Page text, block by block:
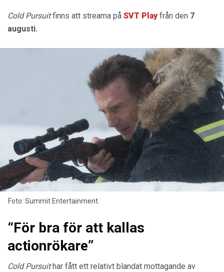
Cold Pursuitfinns att streama på SVT Playfrån den 7
augusti.
Foto: Summit Entertainment.
“För bra för att kallas
actionrökare”
Cold Pursuithar fått ett relativt blandat mottagande av